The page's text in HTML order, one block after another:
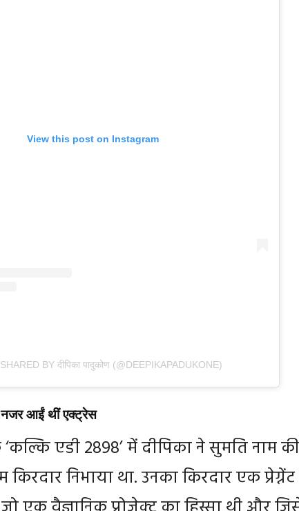
View this post on Instagram
BY दीपिका पादुकोण (@DEEPIKAPADUKONE)
आईं थीं एक्ट्रेस
एडी 2898’ में दीपिका ने सुमति नाम की
निभाया था. उनका किरदार एक प्रेग्नेंट